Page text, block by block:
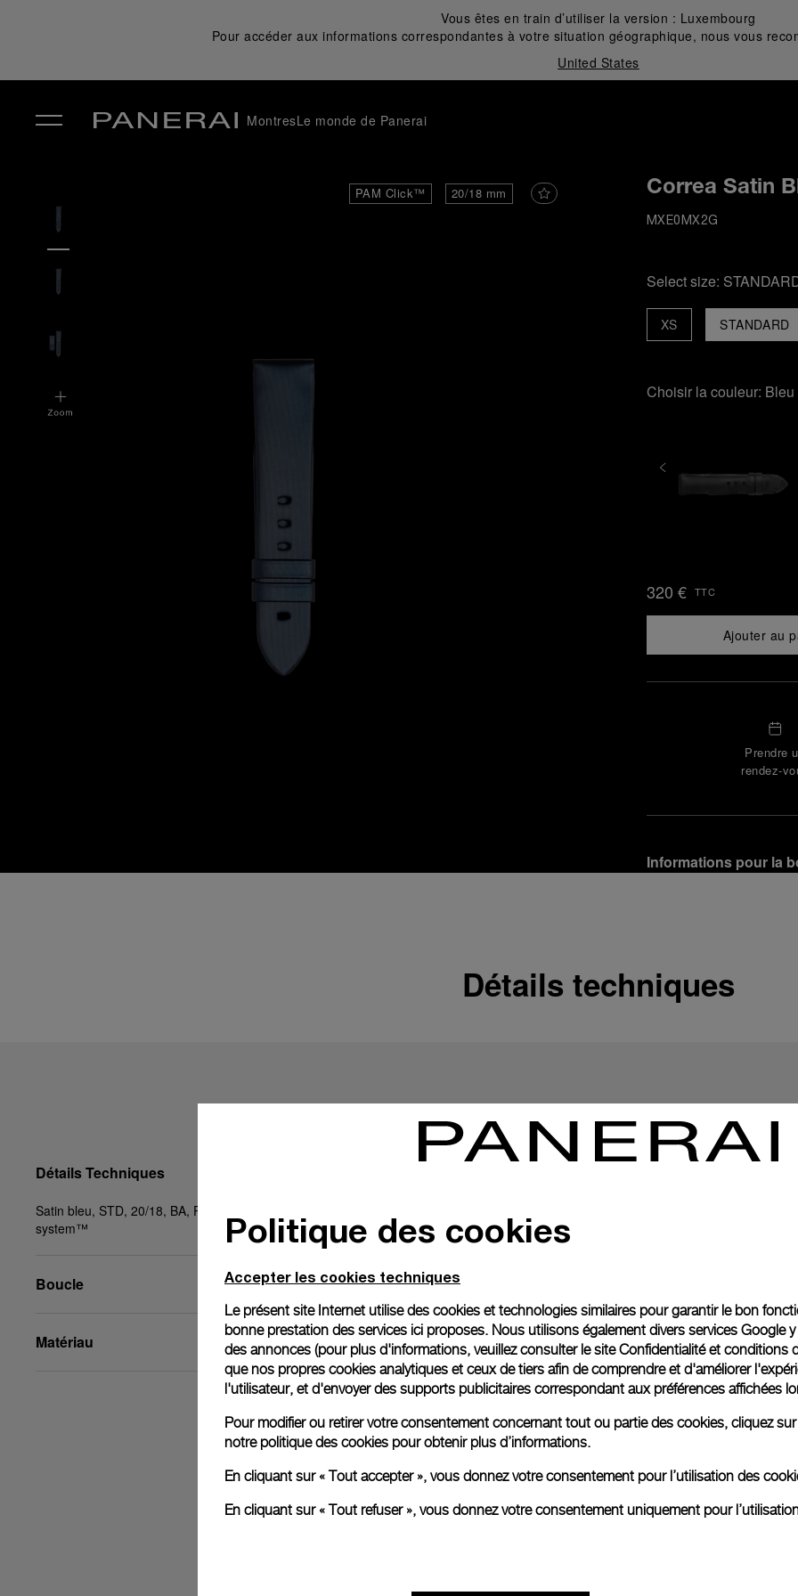
Vous êtes en train d’utiliser la version : Luxembourg
Pour accéder aux informations correspondantes à votre situation géographique, nous vous
United States
MontresLe monde de Panerai
PAM Click™ 20/18 mm Correa Satin
MXE0MX2G
Select size:
STANDARD
XS
Choisir la couleur: Bleu
320 € TTC
Ajouter au
Prendre
rendez-
Informations pour la
Retours et échanges
Officine Panerai
crédit :
personnalisé.
En savoir plus
Toutes les images sont des
aux produits réels.
Détails techniques
Détails Techniques
Satin bleu, STD, 20/18, BA, PAM Click release
system™
Boucle
Matériau
Politique des cookies
Accepter les cookies techniques
Le présent site Internet utilise des cookies et technologies similaires pour garantir le bon
bonne prestation des services ici proposes. Nous utilisons également divers services Google
des annonces (pour plus d'informations, veuillez consulter lesite Confidentialité et conditions
que nos propres cookies analytiques et ceux de tiers afin de comprendre et d'améliorer
l'utilisateur, et d'envoyer des supports publicitaires correspondant aux préférences affichées
Pour modifier ou retirer votre consentement concernant tout ou partie des cookies, cliquez
notre politique des cookies pour obtenir plus d’informations.
En cliquant sur « Tout accepter », vous donnez votre consentement pour l’utilisation des
En cliquant sur « Tout refuser », vous donnez votre consentement uniquement pour